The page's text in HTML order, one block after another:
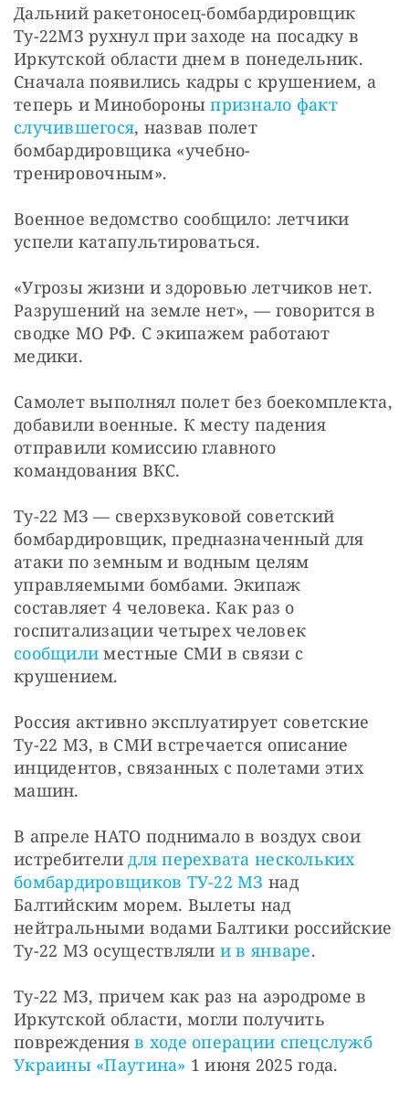
Дальний ракетоносец-бомбардировщик
Ту-22МЗ рухнул при заходе на посадку в
Иркутской области днем в понедельник.
Сначала появились кадры с крушением, а
теперь и Минобороны признало факт
случившегося, назвав полет
бомбардировщика «учебно-
тренировочным».
Военное ведомство сообщило: летчики
успели катапультироваться.
«Угрозы жизни и здоровью летчиков нет.
Разрушений на земле нет», — говорится в
сводке МО РФ. С экипажем работают
медики.
Самолет выполнял полет без боекомплекта,
добавили военные. К месту падения
отправили комиссию главного
командования ВКС.
Ту-22 МЗ — сверхзвуковой советский
бомбардировщик, предназначенный для
атаки по земным и водным целям
управляемыми бомбами. Экипаж
составляет 4 человека. Как раз о
сообщили местные СМИ в связи с
крушением.
Россия активно эксплуатирует советские
Ту-22 МЗ, в СМИ встречается описание
инцидентов, связанных с полетами этих
машин.
В апреле НАТО поднимало в воздух свои
истребители для перехвата нескольких
бомбардировщиков ТУ-22 МЗ над
Балтийским морем. Вылеты над
нейтральными водами Балтики российские
Ту-22 МЗ осуществляли и в январе.
Ту-22 МЗ, причем как раз на аэродроме в
Иркутской области, могли получить
повреждения в ходе операции спецслужб
Украины «Паутина» 1 июня 2025 года.